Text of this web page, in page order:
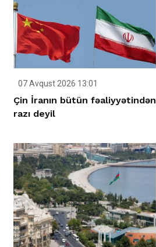
07 Avqust 2026 13:01
Çin İranın bütün fəaliyyətindən
razı deyil